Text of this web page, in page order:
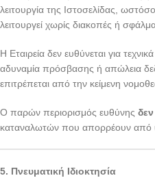
λειτουργία της Ιστοσελίδας, ωστόσο
λειτουργεί χωρίς διακοπές ή
Η Εταιρεία δεν ευθύνεται για
αδυναμία πρόσβασης ή απώλεια
επιτρέπεται από την κείμενη
Ο παρών περιορισμός ευθύνης
καταναλωτών που απορρέουν από
5. Πνευματική Ιδιοκτησία